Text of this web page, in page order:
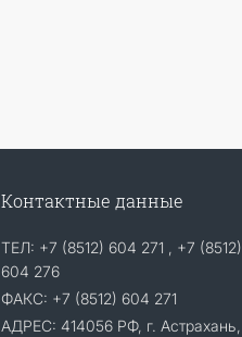
Контактные данные
ТЕЛ: +7 (8512) 604 271 , +7 (8512)
604 276
ФАКС: +7 (8512) 604 271
АДРЕС: 414056 РФ, г. Астрахань,